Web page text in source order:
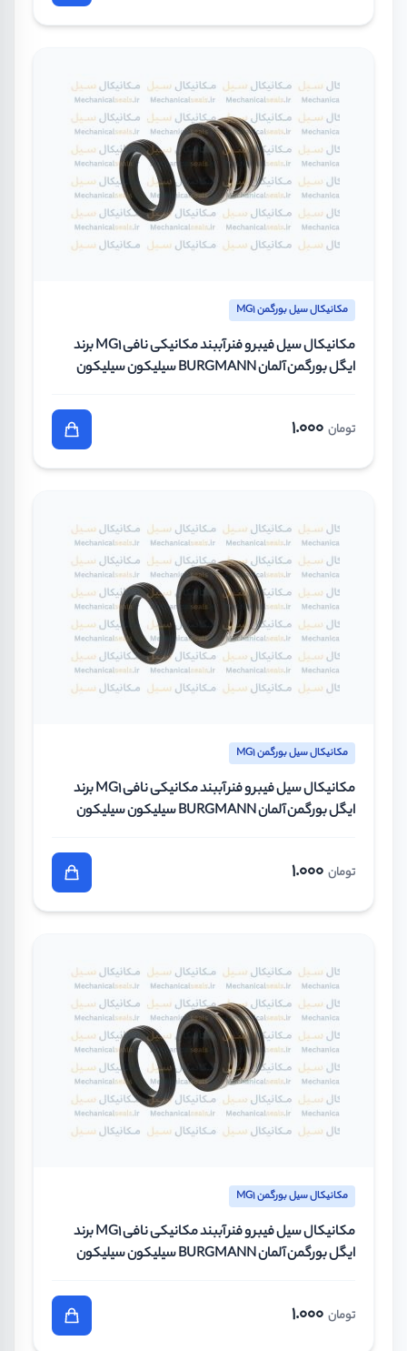
مکانیکال سیل بورگمن MG1
مکانیکال سیل فیبر و فنر آببند مکانیکی نافی MG1 برند
ایگل بورگمن آلمان BURGMANN سیلیکون سیلیکون
تومان 1.000
مکانیکال سیل بورگمن MG1
مکانیکال سیل فیبر و فنر آببند مکانیکی نافی MG1 برند
ایگل بورگمن آلمان BURGMANN سیلیکون سیلیکون
تومان 1.000
مکانیکال سیل بورگمن MG1
مکانیکال سیل فیبر و فنر آببند مکانیکی نافی MG1 برند
ایگل بورگمن آلمان BURGMANN سیلیکون سیلیکون
تومان 1.000